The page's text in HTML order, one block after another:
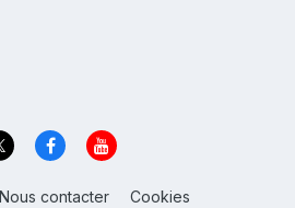
Nous contacter Cookies